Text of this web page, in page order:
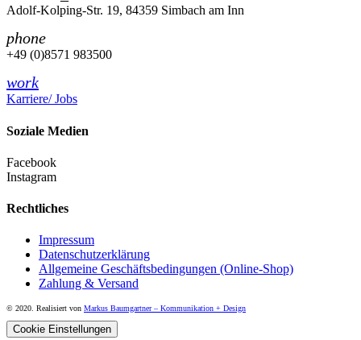
Adolf-Kolping-Str. 19, 84359 Simbach am Inn
phone
+49 (0)8571 983500
work
Karriere/ Jobs
Soziale Medien
Facebook
Instagram
Rechtliches
Impressum
Datenschutzerklärung
Allgemeine Geschäftsbedingungen (Online-Shop)
Zahlung & Versand
© 2020. Realisiert von Markus Baumgartner – Kommunikation + Design
Cookie Einstellungen